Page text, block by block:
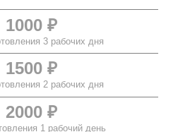
1000 ₽
3 рабочих дня
1500 ₽
2 рабочих дня
2000 ₽
1 рабочий день